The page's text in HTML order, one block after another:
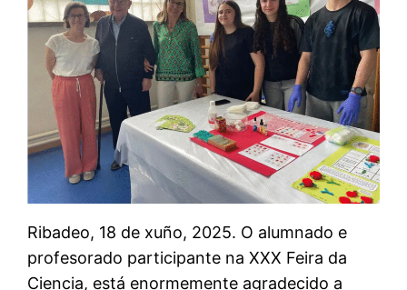
Ribadeo, 18 de xuño, 2025. O alumnado e
profesorado participante na XXX Feira da
Ciencia, está enormemente agradecido a